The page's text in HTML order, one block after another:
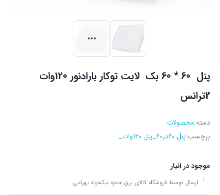
پنل 60 * 60 بک لایت توکار بارادنور 120وات
2ترانس
دسته:محصولات
برچسب:پنل 60در60_پنل 120وات_
موجود در انبار
ارسال توسط فروشگاه کالای برق حمزه نیکخواه بهرامی